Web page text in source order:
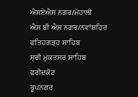
ਐਸਏਐਸ ਨਗਰ/ਮੋਹਾਲੀ
ਐਸ ਬੀ ਐਸ ਨਗਰ/ਨਵਾਂਸ਼ਹਿਰ
ਫਤਿਹਗੜ੍ਹ ਸਾਹਿਬ
ਸ੍ਰੀ ਮੁਕਤਸਰ ਸਾਹਿਬ
ਫਰੀਦਕੋਟ
ਰੂਪਨਗਰ